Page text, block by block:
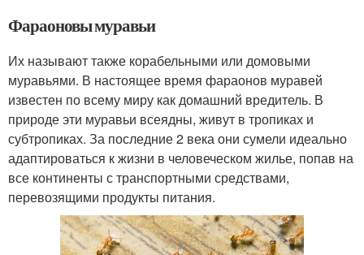
Фараоновы муравьи
Их называют также корабельными или домовыми
муравьями. В настоящее время фараонов муравей
известен по всему миру как домашний вредитель. В
природе эти муравьи всеядны, живут в тропиках и
субтропиках. За последние 2 века они сумели идеально
адаптироваться к жизни в человеческом жилье, попав на
все континенты с транспортными средствами,
перевозящими продукты питания.